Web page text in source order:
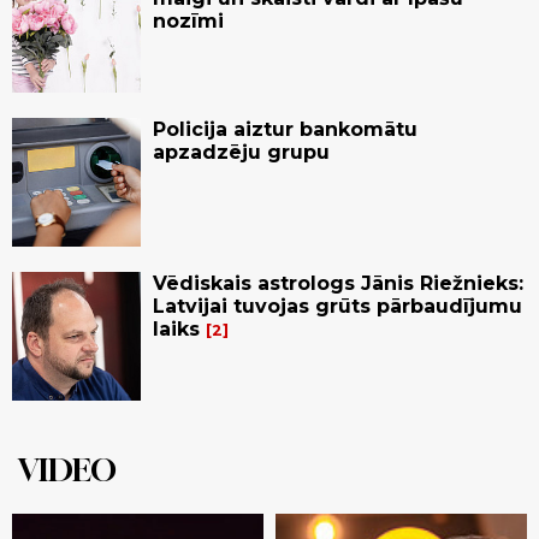
nozīmi
Policija aiztur bankomātu
apzadzēju grupu
Vēdiskais astrologs Jānis Riežnieks:
Latvijai tuvojas grūts pārbaudījumu
laiks
2
VIDEO